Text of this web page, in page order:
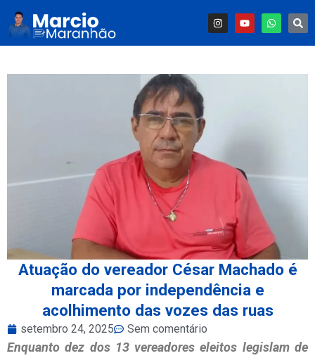
Atuação do vereador César Machado é
marcada por independência e
acolhimento das vozes das ruas
setembro 24, 2025 Sem comentário
Enquanto dez dos 13 vereadores eleitos legislam de